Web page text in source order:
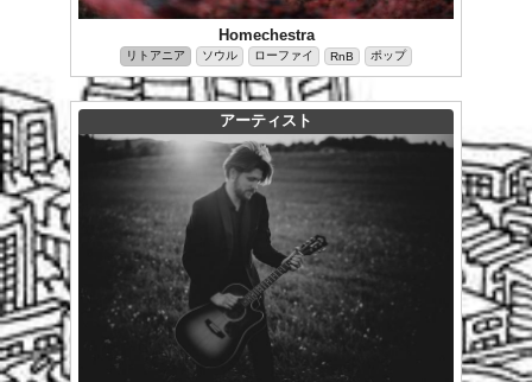
Homechestra
リトアニア ソウル ローファイ RnB ポップ
アーティスト